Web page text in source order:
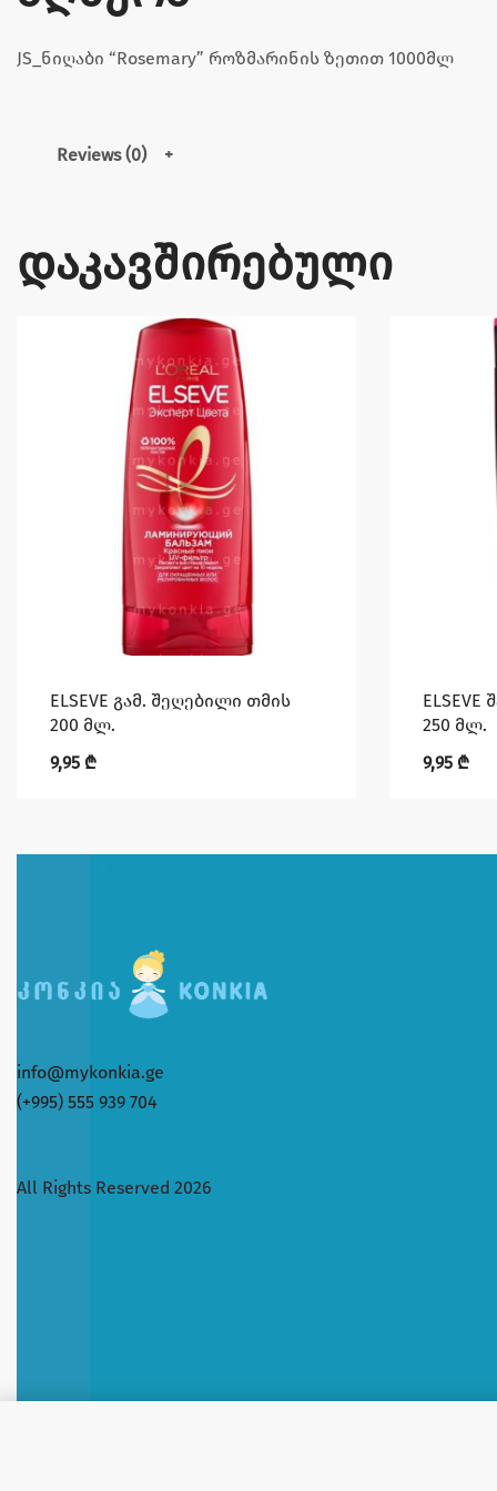
JS_ნიღაბი “Rosemary” როზმარინის ზეთით 1000მლ
Reviews (0)
დაკავშირებული
ELSEVE გამ. შეღებილი თმის
200 მლ.
9,95 ₾
ELSEVE
250 მლ.
9,95 ₾
info@mykonkia.ge
(+995) 555 939 704
All Rights Reserved 2026